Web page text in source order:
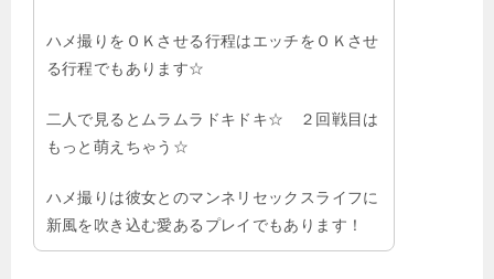
ハメ撮りをＯＫさせる行程はエッチをＯＫさせ
る行程でもあります☆
二人で見るとムラムラドキドキ☆ ２回戦目は
もっと萌えちゃう☆
ハメ撮りは彼女とのマンネリセックスライフに
新風を吹き込む愛あるプレイでもあります！